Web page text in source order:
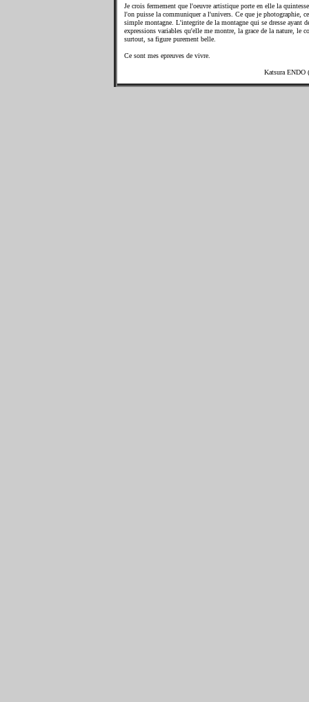
Je crois fermement que l'oeuvre artistique porte en elle la
l'on puisse la communiquer a l'univers. Ce que je photographie,
simple montagne. L'integrite de la montagne qui se dresse ayant
expressions variables qu'elle me montre, la grace de la nature, le
surtout, sa figure purement belle.
Ce sont mes epreuves de vivre.
Katsura ENDO